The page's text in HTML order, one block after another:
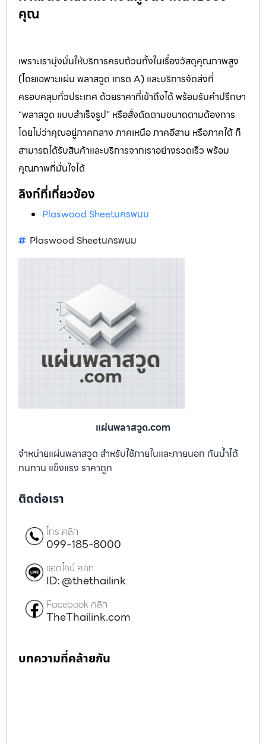
คุณ
เพราะเรามุ่งมั่นให้บริการครบถ้วนทั้งในเรื่องวัสดุคุณภาพสูง
(โดยเฉพาะแผ่น พลาสวูด เกรด A) และบริการจัดส่งที่
ครอบคลุมทั่วประเทศ ด้วยราคาที่เข้าถึงได้ พร้อมรับคำปรึกษา
“พลาสวูด แบบสำเร็จรูป” หรือสั่งตัดตามขนาดตามต้องการ
โดยไม่ว่าคุณอยู่ภาคกลาง ภาคเหนือ ภาคอีสาน หรือภาคใต้ ก็
สามารถได้รับสินค้าและบริการจากเราอย่างรวดเร็ว พร้อม
คุณภาพที่มั่นใจได้
ลิงก์ที่เกี่ยวข้อง
Plaswood Sheetนครพนม
Plaswood Sheetนครพนม
แผ่นพลาสวูด.com
จำหน่ายแผ่นพลาสวูด สำหรับใช้ภายในและภายนอก กันน้ำได้
ทนทาน แข็งแรง ราคาถูก
ติดต่อเรา
โทร คลิก
099-185-8000
แอดไลน์ คลิก
ID: @thethailink
Facebook คลิก
TheThailink.com
บทความที่คล้ายกัน